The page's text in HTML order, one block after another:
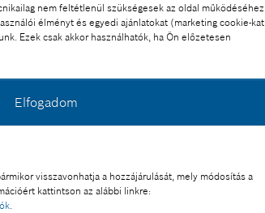
nem feltétlenül szükségesek az oldal működéséhez,
élményt és egyedi ajánlatokat (marketing cookie-kat
Ezek csak akkor használhatók, ha Ön előzetesen
Elfogadom
visszavonhatja a hozzájárulását, mely módosítás a
kattintson az alábbi linkre:
.
felhasználható.